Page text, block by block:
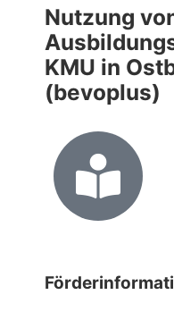
Nutzung
KMU in
(bevoplus)